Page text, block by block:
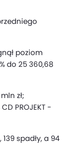
poziom
do 25 360,68
zł;
PROJEKT -
139 spadły, a 94